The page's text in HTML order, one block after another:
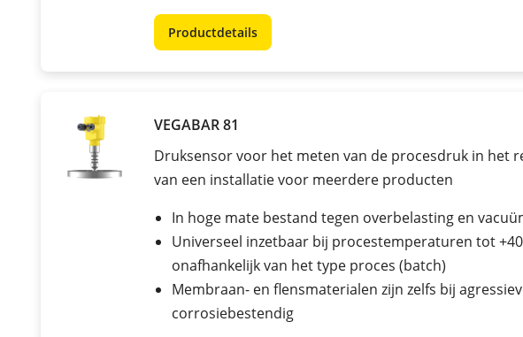
Productdetails
VEGABAR 81
Druksensor voor het meten van de procesdruk in het
van een installatie voor meerdere producten
In hoge mate bestand tegen overbelasting en
Universeel inzetbaar bij procestemperaturen tot
onafhankelijk van het type proces (batch)
Membraan- en flensmaterialen zijn zelfs bij
corrosiebestendig